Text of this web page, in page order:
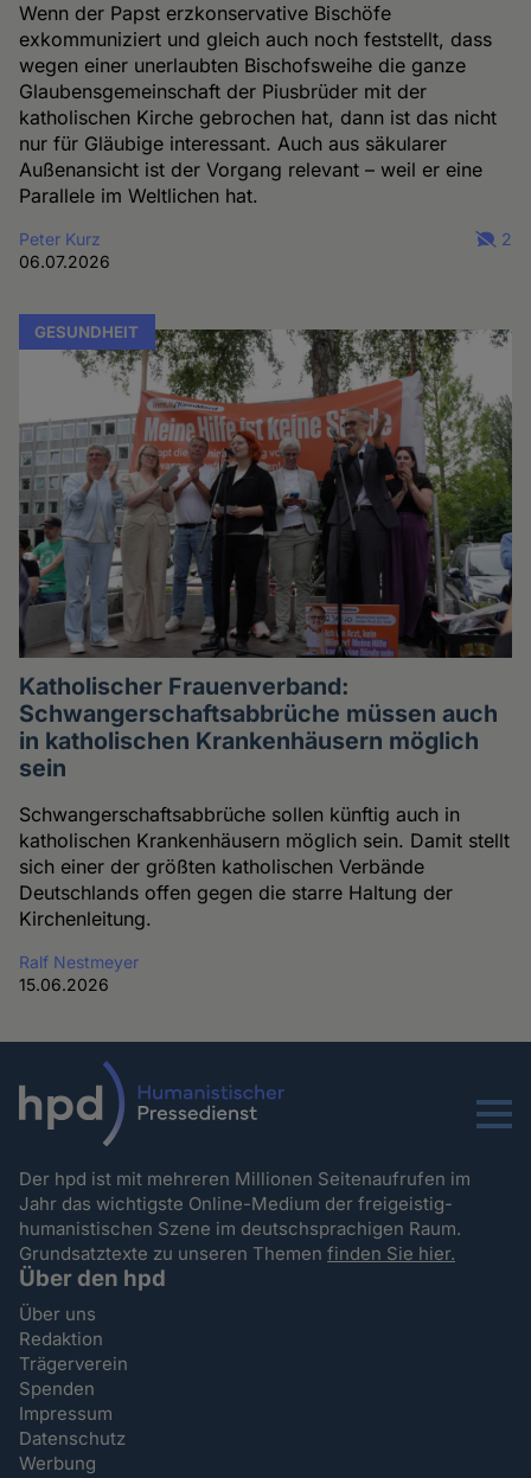
Wenn der Papst erzkonservative Bischöfe
exkommuniziert und gleich auch noch feststellt, dass
wegen einer unerlaubten Bischofsweihe die ganze
Glaubensgemeinschaft der Piusbrüder mit der
katholischen Kirche gebrochen hat, dann ist das nicht
nur für Gläubige interessant. Auch aus säkularer
Außenansicht ist der Vorgang relevant – weil er eine
Parallele im Weltlichen hat.
Peter Kurz
06.07.2026
2
GESUNDHEIT
Katholischer Frauenverband:
Schwangerschaftsabbrüche müssen auch
in katholischen Krankenhäusern möglich
sein
Schwangerschaftsabbrüche sollen künftig auch in
katholischen Krankenhäusern möglich sein. Damit stellt
sich einer der größten katholischen Verbände
Deutschlands offen gegen die starre Haltung der
Kirchenleitung.
Ralf Nestmeyer
15.06.2026
Menu
Der hpd ist mit mehreren Millionen Seitenaufrufen im
Jahr das wichtigste Online-Medium der freigeistig-
humanistischen Szene im deutschsprachigen Raum.
Grundsatztexte zu unseren Themenfinden Sie hier.
Über den hpd
Über uns
Redaktion
Trägerverein
Spenden
Impressum
Datenschutz
Werbung